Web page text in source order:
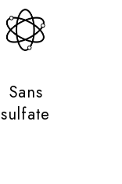
Sans
sulfate